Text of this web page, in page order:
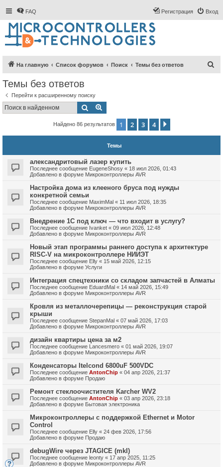
FAQ Вход
Регистрация
На главную Список форумов Поиск Темы без ответов
Темы без ответов
Перейти к расширенному поиску
Поиск
Найдено 86 результатов 1 2 3 4
Темы
александритовый лазер купить
Последнее сообщение EugeneShosy « 18 июл 2026, 01:43
Добавлено в форуме Микроконтроллеры AVR
Настройка дома из клееного бруса под нужды
конкретной семьи
Последнее сообщение MaximMal « 11 июл 2026, 18:35
Добавлено в форуме Микроконтроллеры AVR
Внедрение 1С под ключ — что входит в услугу?
Последнее сообщение Ivanket « 09 июл 2026, 12:48
Добавлено в форуме Микроконтроллеры AVR
Новый этап программы раннего доступа к архитектуре
RISC-V на микроконтроллере НИИЭТ
Последнее сообщение Elly « 15 май 2026, 12:15
Добавлено в форуме Услуги
Интеграция спецтехники со складом запчастей в Алматы
Последнее сообщение EduardMal « 14 май 2026, 15:49
Добавлено в форуме Микроконтроллеры AVR
Кровля из металлочерепицы — реконструкция старой
крыши
Последнее сообщение StepanMal « 07 май 2026, 17:03
Добавлено в форуме Микроконтроллеры AVR
дизайн квартиры цена за м2
Последнее сообщение Lancesmero « 01 май 2026, 19:07
Добавлено в форуме Микроконтроллеры AVR
Конденсаторы Itelcond 6800uF 500VDC
Последнее сообщение AntonChip « 04 апр 2026, 21:37
Добавлено в форуме Продаю
Ремонт стеклоочистителя Karcher WV2
Последнее сообщение AntonChip « 03 апр 2026, 23:18
Добавлено в форуме Бытовая электроника
Микроконтроллеры с поддержкой Ethernet и Motor
Control
Последнее сообщение Elly « 24 фев 2026, 17:56
Добавлено в форуме Продаю
debugWire через JTAGICE (mkI)
Последнее сообщение leonty « 17 апр 2025, 11:25
Добавлено в форуме Микроконтроллеры AVR